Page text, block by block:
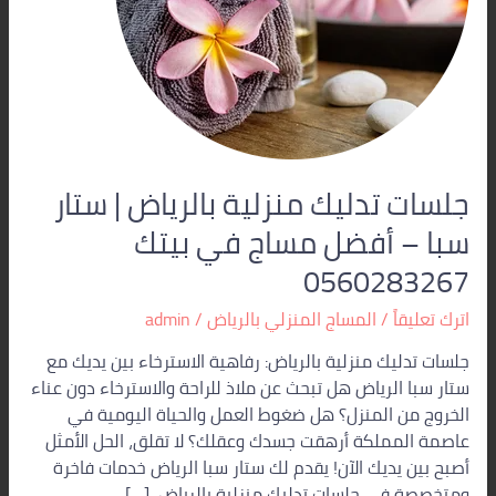
جلسات تدليك منزلية بالرياض | ستار
سبا – أفضل مساج في بيتك
0560283267
اترك تعليقاً/المساج المنزلي بالرياض/
admin
جلسات تدليك منزلية بالرياض: رفاهية الاسترخاء بين يديك مع
ستار سبا الرياض هل تبحث عن ملاذ للراحة والاسترخاء دون عناء
الخروج من المنزل؟ هل ضغوط العمل والحياة اليومية في
عاصمة المملكة أرهقت جسدك وعقلك؟ لا تقلق، الحل الأمثل
أصبح بين يديك الآن! يقدم لك ستار سبا الرياض خدمات فاخرة
أفضل
مساج
في
0560283267